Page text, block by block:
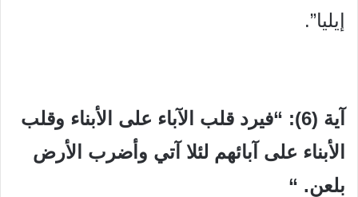
إيليا”.
آية (6): “فيرد قلب الآباء على الأبناء وقلب
الأبناء على آبائهم لئلا آتي وأضرب الأرض
بلعن. “